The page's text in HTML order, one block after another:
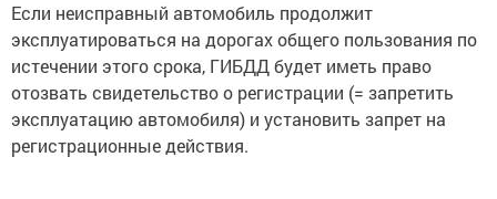
Если неисправный автомобиль продолжит
эксплуатироваться на дорогах общего пользования по
истечении этого срока, ГИБДД будет иметь право
отозвать свидетельство о регистрации (= запретить
эксплуатацию автомобиля) и установить запрет на
регистрационные действия.